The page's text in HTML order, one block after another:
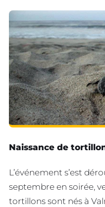
Naissance de
L’événement s’est
septembre en soirée,
tortillons sont nés à